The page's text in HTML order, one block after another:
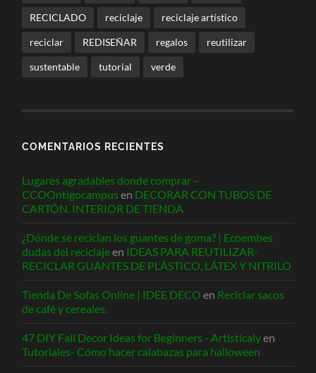
RECICLADO reciclaje reciclaje artístico
reciclar REDISEÑAR regalos reutilizar
sustentable tutorial verde
COMENTARIOS RECIENTES
Lugares agradables donde comprar –
CCOOntigocampus en DECORAR CON TUBOS DE
CARTÓN. INTERIOR DE TIENDA
¿Dónde se reciclan los guantes de goma? | Ecoembes
dudas del reciclajeen IDEAS PARA REUTILIZAR-
RECICLAR GUANTES DE PLÁSTICO, LÁTEX Y NITRILO
Tienda De Sofas Online | IDEE DECO en Reciclar sacos
de café y cereales.
47 DIY Fall Decor Ideas for Beginners - Artisticalyen
Tutoriales- Cómo hacer calabazas para halloween